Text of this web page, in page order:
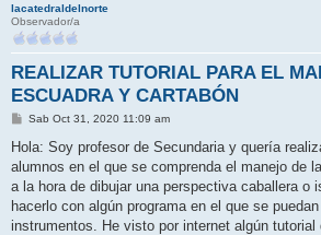
lacatedraldelnorte
Observador/a
REALIZAR TUTORIAL PARA EL
ESCUADRA Y CARTABÓN
M
n
a
j
Sab Oct 31, 2020 11:09 am
Hola: Soy profesor de Secundaria y quería
alumnos en el que se comprenda el manejo de
a la hora de dibujar una perspectiva caballera o
hacerlo con algún programa en el que se
instrumentos. He visto por internet algún tutorial